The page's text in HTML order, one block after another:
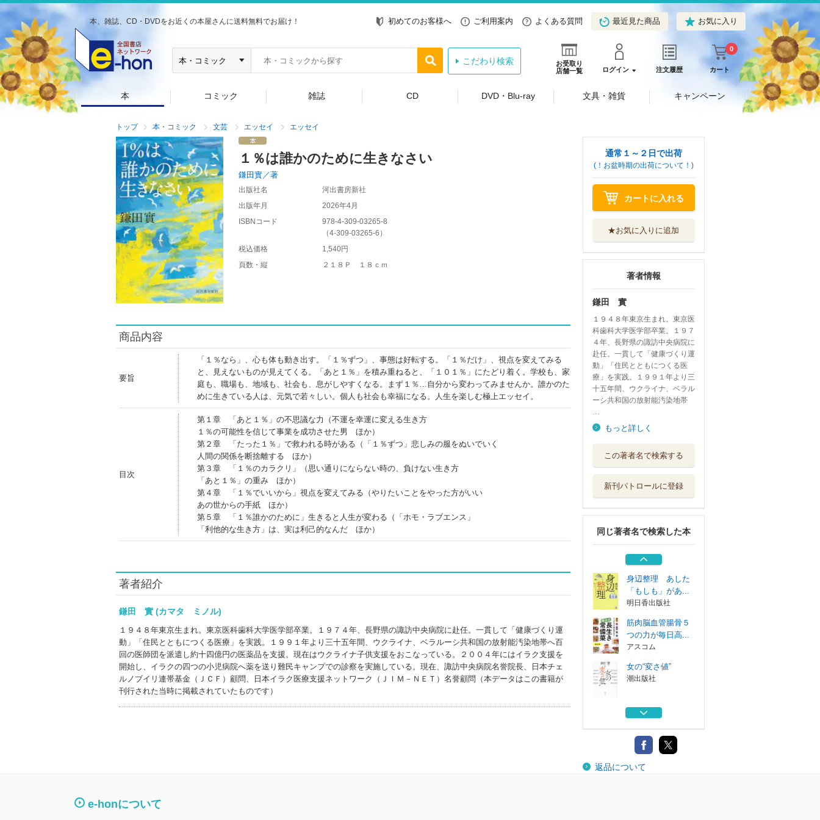
本、雑誌、CD・DVDをお近くの本屋さんに送料無料でお届け！ 初めてのお客様へ ご利用案内 よくある質問 最近見た商品 お気に入り
お受取り
店舗一覧
ログイン 注文履歴 カート
0
こだわり検索
本 コミック 雑誌 CD DVD・Blu-ray 文具・雑貨 キャンペーン
トップ 本・コミック 文芸 エッセイ エッセイ
１％は誰かのために生きなさい
鎌田實／著
出版社名
河出書房新社
出版年月
2026年4月
ISBNコード
978-4-309-03265-8
（4-309-03265-6 ）
税込価格
1,540円
頁数・縦
２１８Ｐ １８ｃｍ
商品内容
要旨
「１％なら」、心も体も動き出す。「１％ずつ」、事態は好転する。「１％だけ」、視点を変えてみる
と、見えないものが見えてくる。「あと１％」を積み重ねると、「１０１％」にたどり着く。学校も、家
庭も、職場も、地域も、社会も、息がしやすくなる。まず１％…自分から変わってみませんか。誰かのた
めに生きている人は、元気で若々しい。個人も社会も幸福になる。人生を楽しむ極上エッセイ。
目次
第１章 「あと１％」の不思議な力（不運を幸運に変える生き方
１％の可能性を信じて事業を成功させた男 ほか）
第２章 「たった１％」で救われる時がある（「１％ずつ」悲しみの服をぬいでいく
人間の関係を断捨離する ほか）
第３章 「１％のカラクリ」（思い通りにならない時の、負けない生き方
「あと１％」の重み ほか）
第４章 「１％でいいから」視点を変えてみる（やりたいことをやった方がいい
あの世からの手紙 ほか）
第５章 「１％誰かのために」生きると人生が変わる（「ホモ・ラブエンス」
「利他的な生き方」は、実は利己的なんだ ほか）
著者紹介
鎌田 實 (カマタ ミノル)
１９４８年東京生まれ。東京医科歯科大学医学部卒業。１９７４年、長野県の諏訪中央病院に赴任。一貫して「健康づくり運
動」「住民とともにつくる医療」を実践。１９９１年より三十五年間、ウクライナ、ベラルーシ共和国の放射能汚染地帯へ百
回の医師団を派遣し約十四億円の医薬品を支援。現在はウクライナ子供支援をおこなっている。２００４年にはイラク支援を
開始し、イラクの四つの小児病院へ薬を送り難民キャンプでの診察を実施している。現在、諏訪中央病院名誉院長、日本チェ
ルノブイリ連帯基金（ＪＣＦ）顧問、日本イラク医療支援ネットワーク（ＪＩＭ－ＮＥＴ）名誉顧問（本データはこの書籍が
刊行された当時に掲載されていたものです）
通常１～２日で出荷
(！お盆時期の出荷について！)
カートに入れる
★お気に入りに追加
著者情報
鎌田 實
１９４８年東京生まれ。東京医
科歯科大学医学部卒業。１９７
４年、長野県の諏訪中央病院に
赴任。一貫して「健康づくり運
動」「住民とともにつくる医
療」を実践。１９９１年より三
十五年間、ウクライナ、ベラル
ーシ共和国の放射能汚染地帯
…
もっと詳しく
この著者名で検索する
新刊パトロールに登録
同じ著者名で検索した本
潮出版社
人の名前が出てこ
興陽館
鎌田式最強のズボ
ラ朝メシ！
エクスナレッジ
身辺整理 あした
「もしも」があ...
明日香出版社
筋肉脳血管腸骨５
つの力が毎日高...
アスコム
女の“変さ値”
潮出版社
人の名前が出てこ
興陽館
鎌田式最強のズボ
ラ朝メシ！
返品について
e-honについて